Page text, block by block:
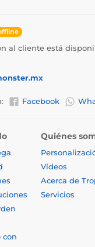
al cliente está
Facebook
con
Quiénes
Vídeos
Acerca de
Servicios